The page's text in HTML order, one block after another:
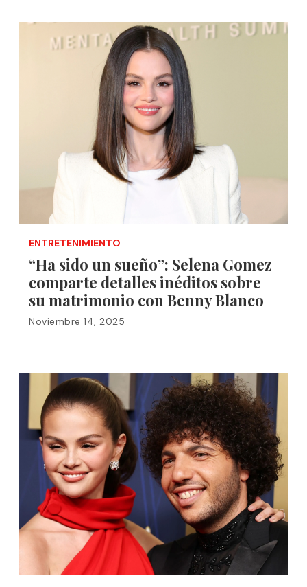
ENTRETENIMIENTO
“Ha sido un sueño”: Selena Gomez
comparte detalles inéditos sobre
su matrimonio con Benny Blanco
Noviembre 14, 2025